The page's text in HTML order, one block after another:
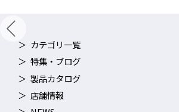
カテゴリ一覧
特集・ブログ
製品カタログ
店舗情報